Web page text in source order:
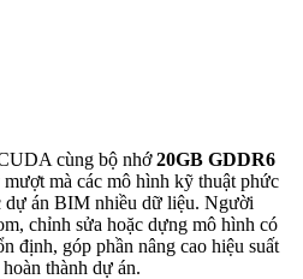
cùng bộ nhớ20GB GDDR6
mà các mô hình kỹ thuật phức
dự án BIM nhiều dữ liệu. Người
chỉnh sửa hoặc dựng mô hình có
định, góp phần nâng cao hiệu suất
thành dự án.